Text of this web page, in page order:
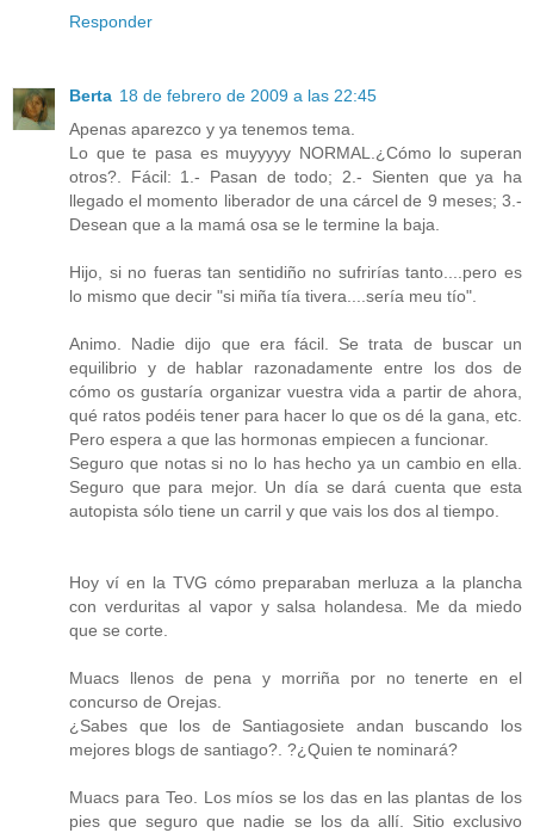
Responder
Berta 18 de febrero de 2009 a las 22:45
Apenas aparezco y ya tenemos tema.
Lo que te pasa es muyyyyy NORMAL.¿Cómo lo superan
otros?. Fácil: 1.- Pasan de todo; 2.- Sienten que ya ha
llegado el momento liberador de una cárcel de 9 meses; 3.-
Desean que a la mamá osa se le termine la baja.
Hijo, si no fueras tan sentidiño no sufrirías tanto....pero es
lo mismo que decir "si miña tía tivera....sería meu tío".
Animo. Nadie dijo que era fácil. Se trata de buscar un
equilibrio y de hablar razonadamente entre los dos de
cómo os gustaría organizar vuestra vida a partir de ahora,
qué ratos podéis tener para hacer lo que os dé la gana, etc.
Pero espera a que las hormonas empiecen a funcionar.
Seguro que notas si no lo has hecho ya un cambio en ella.
Seguro que para mejor. Un día se dará cuenta que esta
autopista sólo tiene un carril y que vais los dos al tiempo.
Hoy ví en la TVG cómo preparaban merluza a la plancha
con verduritas al vapor y salsa holandesa. Me da miedo
que se corte.
Muacs llenos de pena y morriña por no tenerte en el
concurso de Orejas.
¿Sabes que los de Santiagosiete andan buscando los
mejores blogs de santiago?. ?¿Quien te nominará?
Muacs para Teo. Los míos se los das en las plantas de los
pies que seguro que nadie se los da allí. Sitio exclusivo